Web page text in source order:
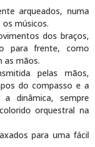
arqueados, numa
músicos.
dos braços,
para frente, como
as mãos.
pelas mãos,
do compasso e a
dinâmica, sempre
orquestral na
para uma fácil